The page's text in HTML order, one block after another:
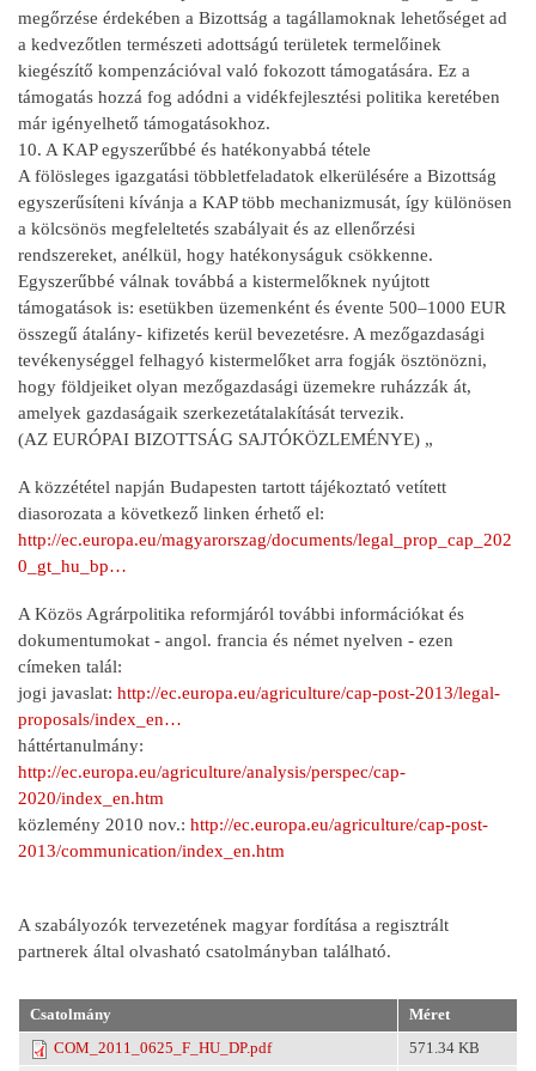
megőrzése érdekében a Bizottság a tagállamoknak lehetőséget ad
a kedvezőtlen természeti adottságú területek termelőinek
kiegészítő kompenzációval való fokozott támogatására. Ez a
támogatás hozzá fog adódni a vidékfejlesztési politika keretében
már igényelhető támogatásokhoz.
10. A KAP egyszerűbbé és hatékonyabbá tétele
A fölösleges igazgatási többletfeladatok elkerülésére a Bizottság
egyszerűsíteni kívánja a KAP több mechanizmusát, így különösen
a kölcsönös megfeleltetés szabályait és az ellenőrzési
rendszereket, anélkül, hogy hatékonyságuk csökkenne.
Egyszerűbbé válnak továbbá a kistermelőknek nyújtott
támogatások is: esetükben üzemenként és évente 500–1000 EUR
összegű átalány- kifizetés kerül bevezetésre. A mezőgazdasági
tevékenységgel felhagyó kistermelőket arra fogják ösztönözni,
hogy földjeiket olyan mezőgazdasági üzemekre ruházzák át,
amelyek gazdaságaik szerkezetátalakítását tervezik.
(AZ EURÓPAI BIZOTTSÁG SAJTÓKÖZLEMÉNYE) „
A közzététel napján Budapesten tartott tájékoztató vetített
diasorozata a következő linken érhető el:
http://ec.europa.eu/magyarorszag/documents/legal_prop_cap_202
0_gt_hu_bp…
A Közös Agrárpolitika reformjáról további információkat és
dokumentumokat - angol. francia és német nyelven - ezen
címeken talál:
jogi javaslat: http://ec.europa.eu/agriculture/cap-post-2013/legal-
proposals/index_en…
háttértanulmány:
http://ec.europa.eu/agriculture/analysis/perspec/cap-
2020/index_en.htm
közlemény 2010 nov.: http://ec.europa.eu/agriculture/cap-post-
2013/communication/index_en.htm
A szabályozók tervezetének magyar fordítása a regisztrált
partnerek által olvasható csatolmányban található.
Csatolmány
Méret
COM_2011_0625_F_HU_DP.pdf
571.34 KB